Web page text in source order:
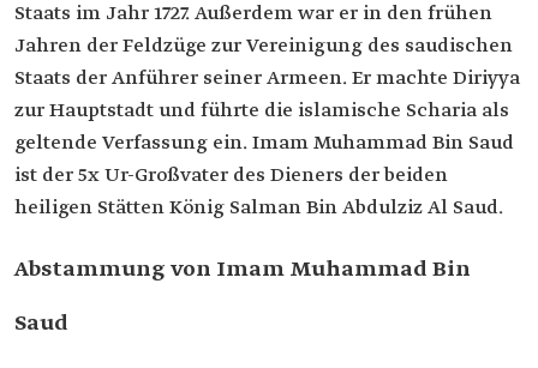
Todesjahr
1765
Imam des ersten saudischen Staats und
Befehlshaber von dessen Armeen Gründung des
Amtszeit
40 Jahre
Wichtige
Ereignisse
Er übernahm 1727 das Emirat Diriyya. Er führte
Staats im Jahr 1727. Außerdem war er in den frühen
Jahren der Feldzüge zur Vereinigung des saudischen
Staats der Anführer seiner Armeen. Er machte Diriyya
zur Hauptstadt und führte die islamische Scharia als
geltende Verfassung ein. Imam Muhammad Bin Saud
ist der 5x Ur-Großvater des Dieners der beiden
heiligen Stätten König Salman Bin Abdulziz Al Saud.
Abstammung von Imam Muhammad Bin
Saud